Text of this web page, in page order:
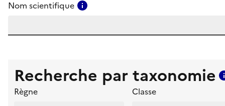
Nom scientifique
Recherche par taxonomie
Règne Classe